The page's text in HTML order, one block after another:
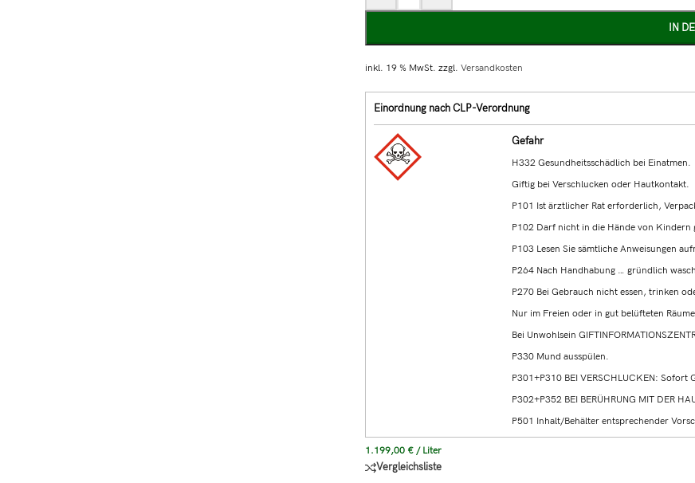
IN
inkl. 19 % MwSt. zzgl. Versandkosten
Einordnung nach CLP-Verordnung
Gefahr
H332 Gesundheitsschädlich bei Einatmen.
Giftig bei Verschlucken oder Hautkontakt.
P101 Ist ärztlicher Rat erforderlich,
P102 Darf nicht in die Hände von Kindern
P103 Lesen Sie sämtliche Anweisungen
P264 Nach Handhabung … gründlich
P270 Bei Gebrauch nicht essen, trinken
Nur im Freien oder in gut belüfteten
Bei Unwohlsein
P330 Mund ausspülen.
P301+P310 BEI VERSCHLUCKEN: Sofort
P302+P352 BEI BERÜHRUNG MIT DER
P501 Inhalt/Behälter entsprechender
1.199,00 € / Liter
Vergleichsliste